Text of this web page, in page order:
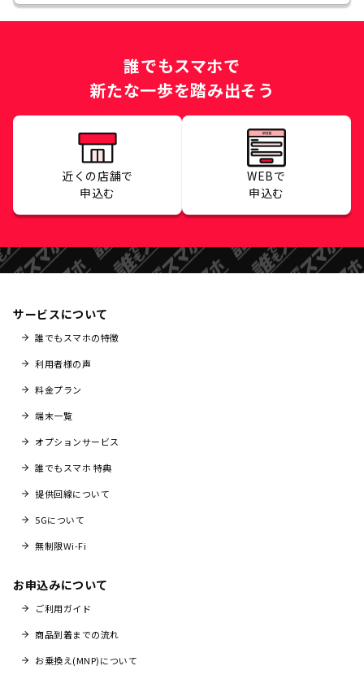
誰でもスマホで
新たな一歩を踏み出そう
近くの店舗で
申込む
WEBで
申込む
サービスについて
誰でもスマホの特徴
利用者様の声
料金プラン
端末一覧
オプションサービス
誰でもスマホ 特典
提供回線について
5Gについて
無制限Wi-Fi
お申込みについて
ご利用ガイド
商品到着までの流れ
お乗換え(MNP)について